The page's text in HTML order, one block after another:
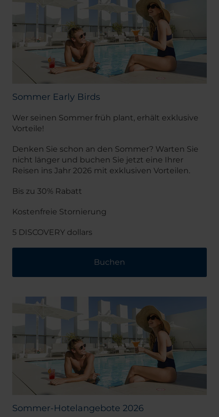
Sommer Early Birds
Wer seinen Sommer früh plant, erhält exklusive
Vorteile!
Denken Sie schon an den Sommer? Warten Sie
nicht länger und buchen Sie jetzt eine Ihrer
Reisen ins Jahr 2026 mit exklusiven Vorteilen.
Bis zu 30% Rabatt
Kostenfreie Stornierung
5 DISCOVERY dollars
Buchen
Sommer-Hotelangebote 2026